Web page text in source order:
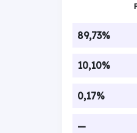
89,73%
10,10%
0,17%
—